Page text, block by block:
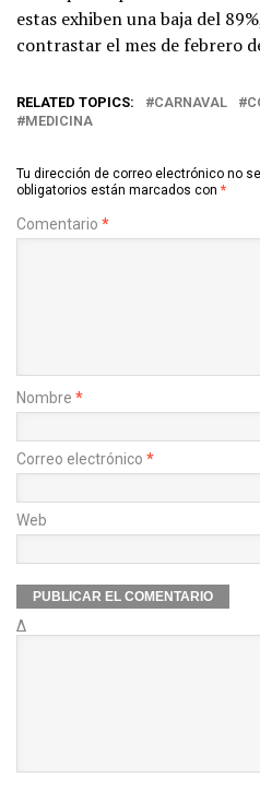
estas exhiben una baja del
contrastar el mes de febrero
RELATED TOPICS: CARNAVAL
MEDICINA
Tu dirección de correo electrónico no
obligatorios están marcados con *
Comentario *
Nombre *
Correo electrónico *
Web
Δ